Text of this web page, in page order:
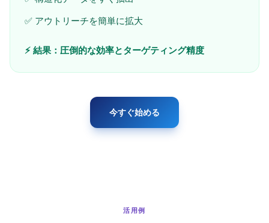
✅ アウトリーチを簡単に拡大
⚡ 結果：圧倒的な効率とターゲティング精度
今すぐ始める
活用例